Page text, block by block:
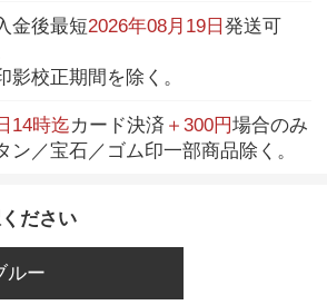
金後最短2026年08月19日発送可
影校正期間を除く。
14時迄カード決済 ＋300円場合のみ
ン／宝石／ゴム印一部商品除く。
ださい
ルー